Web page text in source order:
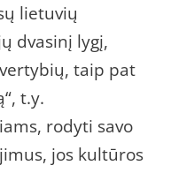
lietuvių
dvasinį lygį,
taip pat
t.y.
rodyti savo
jos kultūros